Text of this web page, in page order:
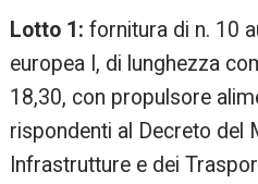
Lotto 1:fornitura di n. 10
europea I, di lunghezza
18,30, con propulsore
rispondenti al Decreto del
Infrastrutture e dei